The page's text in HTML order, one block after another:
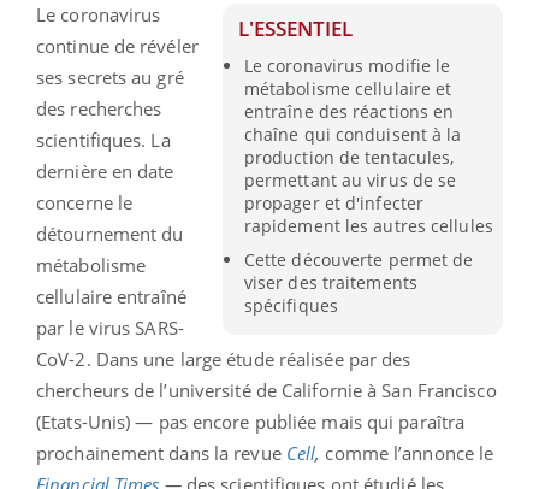
L'ESSENTIEL
Le coronavirus modifie le
métabolisme cellulaire et
entraîne des réactions en
chaîne qui conduisent à la
production de tentacules,
permettant au virus de se
propager et d'infecter
rapidement les autres cellules
Cette découverte permet de
viser des traitements
spécifiques
Le coronavirus
continue de révéler
ses secrets au gré
des recherches
scientifiques. La
dernière en date
concerne le
détournement du
métabolisme
cellulaire entraîné
par le virus SARS-
CoV-2. Dans une large étude réalisée par des
chercheurs de l’université de Californie à San Francisco
(Etats-Unis) — pas encore publiée mais qui paraîtra
prochainement dans la revue Cell, comme l’annonce le
Financial Times —des scientifiques ont étudié les